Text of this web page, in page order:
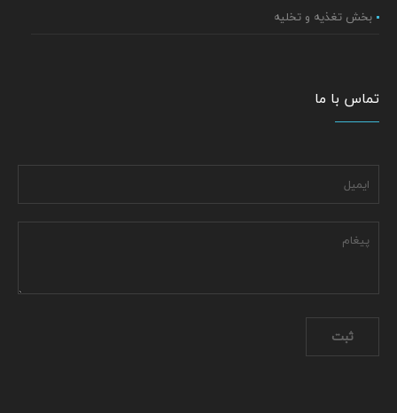
بخش تغذیه و تخلیه
تماس با ما